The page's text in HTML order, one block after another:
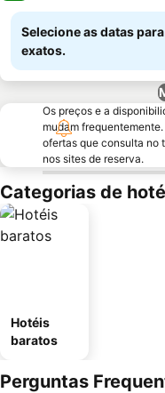
Selecione as datas
exatos.
Os preços e a
mudam
ofertas que consulta no
nos sites de reserva.
Categorias de
Hotéis
baratos
Perguntas